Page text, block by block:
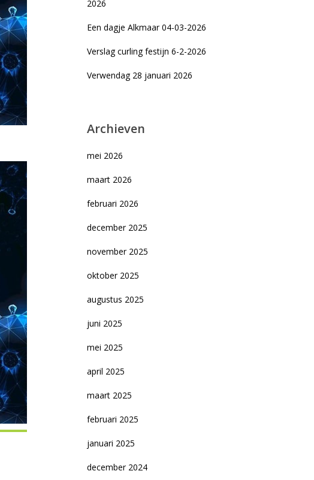
2026
Een dagje Alkmaar 04-03-2026
Verslag curling festijn 6-2-2026
Verwendag 28 januari 2026
Archieven
mei 2026
maart 2026
februari 2026
december 2025
november 2025
oktober 2025
augustus 2025
juni 2025
mei 2025
april 2025
maart 2025
februari 2025
januari 2025
december 2024